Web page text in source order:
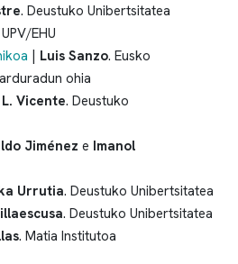
. Deustuko Unibertsitatea
EHU
| Luis Sanzo. Eusko
ohia
Vicente. Deustuko
Jiménez e Imanol
Urrutia. Deustuko Unibertsitatea
. Deustuko Unibertsitatea
. Matia Institutoa